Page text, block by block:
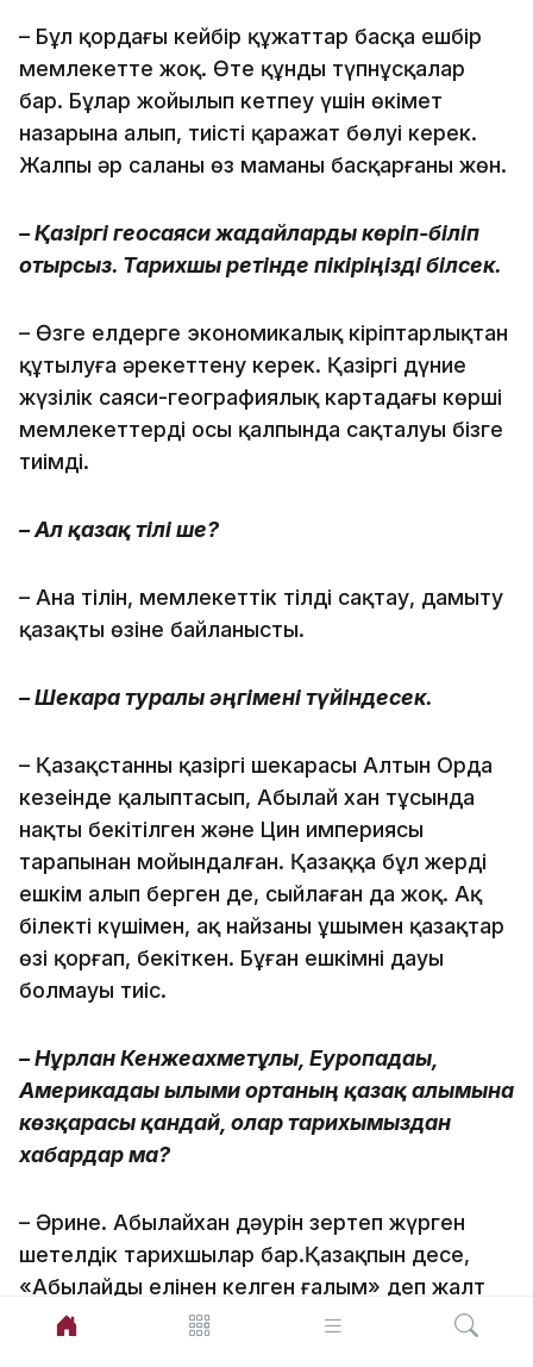
– Бұл қордағы кейбір құжаттар басқа ешбір
мемлекетте жоқ. Өте құнды түпнұсқалар
бар. Бұлар жойылып кетпеу үшін өкімет
назарына алып, тиісті қаражат бөлуі керек.
Жалпы әр саланы өз маманы басқарғаны жөн.
– Қазіргі геосаяси жағдайларды көріп-біліп
отырсыз. Тарихшы ретінде пікіріңізді білсек.
– Өзге елдерге экономикалық кіріптарлықтан
құтылуға әрекеттену керек. Қазіргі дүние
жүзілік саяси-географиялық картадағы көрші
мемлекеттердің осы қалпында сақталуы бізге
тиімді.
– Ал қазақ тілі ше?
– Ана тілін, мемлекеттік тілді сақтау, дамыту
қазақтың өзіне байланысты.
– Шекара туралы әңгімені түйіндесек.
– Қазақстанның қазіргі шекарасы Алтын Орда
кезеңінде қалыптасып, Абылай хан тұсында
нақты бекітілген және Цин империясы
тарапынан мойындалған. Қазаққа бұл жерді
ешкім алып берген де, сыйлаған да жоқ. Ақ
білектің күшімен, ақ найзаның ұшымен қазақтар
өзі қорғап, бекіткен. Бұған ешкімнің дауы
болмауы тиіс.
– Нұрлан Кенжеахметұлы, Еуро­падағы,
Америкадағы ғылыми ортаның қазақ ғалымына
көзқарасы қандай, олар тарихымыздан
хабардар ма?
– Әрине. Абылайхан дәурін зертеп жүрген
шетелдік тарихшылар бар.Қазақпын десең,
«Абылайдың елінен келген ғалым» деп жалт
қарайды. Архивтегі деректерді көріп отыр